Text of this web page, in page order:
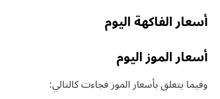
أسعار الفاكهة اليوم
أسعار الموز اليوم
وفيما يتعلق بأسعار الموز فجاءت كالتالي: